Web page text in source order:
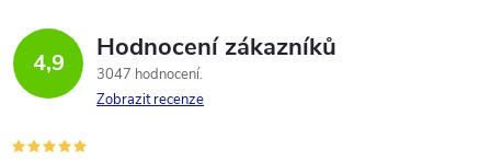
4,9 Hodnocení zákazníků
3047 hodnocení
Zobrazit recenze